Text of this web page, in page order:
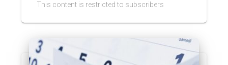
This content is restricted to subscribers